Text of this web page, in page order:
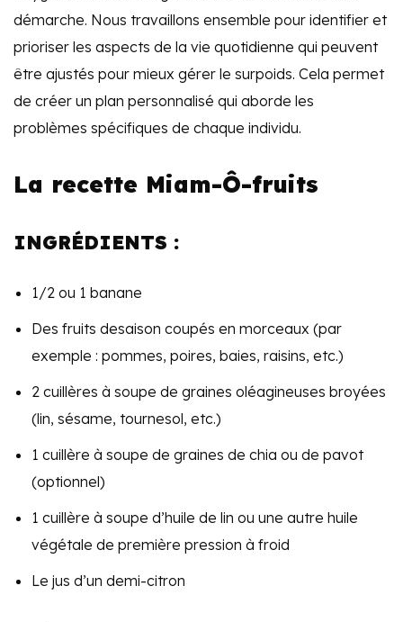
démarche. Nous travaillons ensemble pour identifier et
prioriser les aspects de la vie quotidienne qui peuvent
être ajustés pour mieux gérer le surpoids. Cela permet
de créer un plan personnalisé qui aborde les
problèmes spécifiques de chaque individu.
La recette Miam-Ô-fruits
INGRÉDIENTS :
1/2 ou 1 banane
Des fruits desaison coupés en morceaux (par
exemple : pommes, poires, baies, raisins, etc.)
2 cuillères à soupe de graines oléagineuses broyées
(lin, sésame, tournesol, etc.)
1 cuillère à soupe de graines de chia ou de pavot
(optionnel)
1 cuillère à soupe d’huile de lin ou une autre huile
végétale de première pression à froid
Le jus d’un demi-citron